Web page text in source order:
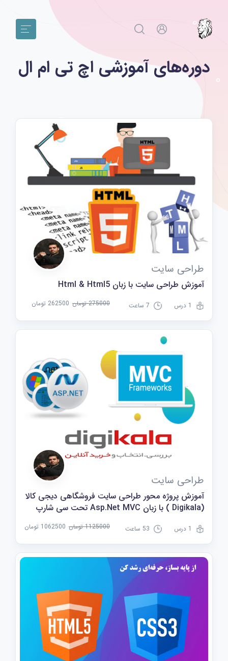
دوره‌های آموزشی اچ تی ام ال
طراحی سایت
آموزش طراحی سایت با زبان Html & Html5
1 درس 7 ساعت 275000 تومان 262500 تومان
طراحی سایت
آموزش پروژه محور طراحی سایت فروشگاهی دیجی کالا
(Digikala ) با زبان Asp.Net MVC تحت سی شارپ
1 درس 53 ساعت 1125000 تومان 1062500 تومان